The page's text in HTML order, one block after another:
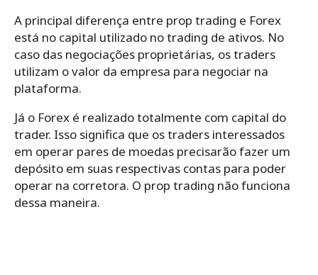
A principal diferença entre prop trading e Forex
está no capital utilizado no trading de ativos. No
caso das negociações proprietárias, os traders
utilizam o valor da empresa para negociar na
plataforma.
Já o Forex é realizado totalmente com capital do
trader. Isso significa que os traders interessados
em operar pares de moedas precisarão fazer um
depósito em suas respectivas contas para poder
operar na corretora. O prop trading não funciona
dessa maneira.